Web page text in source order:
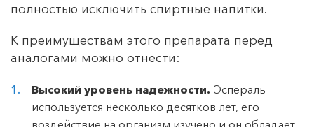
полностью исключить спиртные напитки.
К преимуществам этого препарата перед
аналогами можно отнести:
Высокий уровень надежности. Эспераль
используется несколько десятков лет, его
воздействие на организм изучено и он обладает